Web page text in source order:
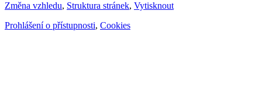
Změna vzhledu, Struktura stránek, Vytisknout
Prohlášení o přístupnosti, Cookies